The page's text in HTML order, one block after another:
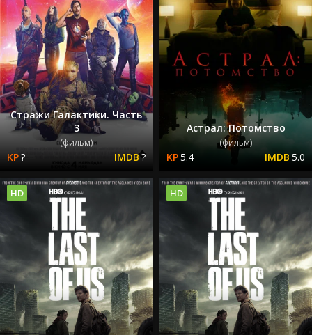
Стражи Галактики. Часть
3
(фильм)
? ?
Астрал: Потомство
(фильм)
5.4 5.0
HD HD